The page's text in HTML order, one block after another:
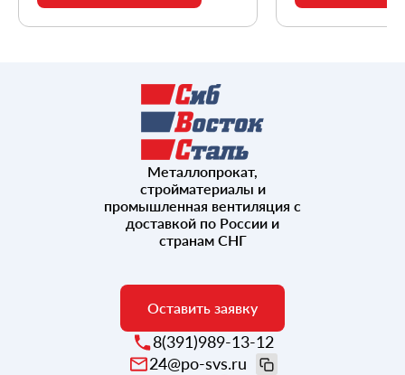
Металлопрокат,
стройматериалы и
промышленная вентиляция с
доставкой по России и
странам СНГ
Оставить заявку
8(391)989-13-12
24@po-svs.ru